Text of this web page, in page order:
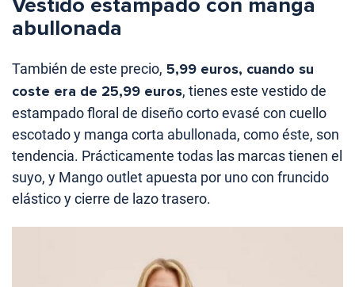
Vestido estampado con manga
abullonada
También de este precio, 5,99 euros, cuando su
coste era de 25,99 euros, tienes este vestido de
estampado floral de diseño corto evasé con cuello
escotado y manga corta abullonada, como éste, son
tendencia. Prácticamente todas las marcas tienen el
suyo, y Mango outlet apuesta por uno con fruncido
elástico y cierre de lazo trasero.